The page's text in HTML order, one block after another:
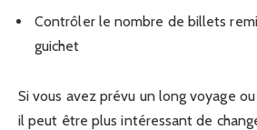
Contrôler le nombre de billets
guichet
Si vous avez prévu un long voyage
il peut être plus intéressant de